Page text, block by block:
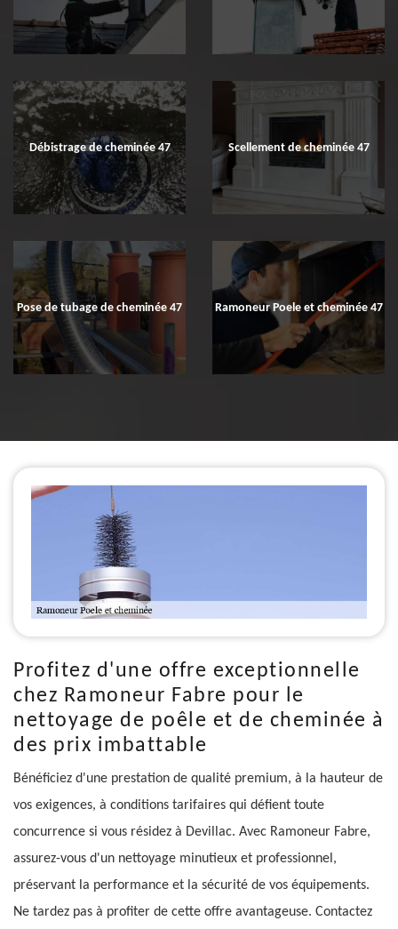
Débistrage de cheminée 47 Scellement de cheminée 47
Pose de tubage de cheminée 47 Ramoneur Poele et cheminée 47
Profitez d'une offre exceptionnelle
chez Ramoneur Fabre pour le
nettoyage de poêle et de cheminée à
des prix imbattable
Bénéficiez d'une prestation de qualité premium, à la hauteur de
vos exigences, à conditions tarifaires qui défient toute
concurrence si vous résidez à Devillac. Avec Ramoneur Fabre,
assurez-vous d'un nettoyage minutieux et professionnel,
préservant la performance et la sécurité de vos équipements.
Ne tardez pas à profiter de cette offre avantageuse. Contactez